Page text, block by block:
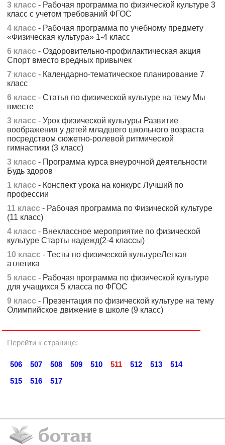
3 класс - Рабочая программа по физической культуре 3
класс с учетом требований ФГОС
4 класс - Рабочая программа по учебному предмету
«Физическая культура» 1-4 класс
6 класс - Оздоровительно-профилактическая акция
Спорт вместо вредных привычек
7 класс - Календарно-тематическое планирование 7
класс
6 класс - Статья по физической культуре на тему Мы
вместе
3 класс - Урок физической культуры Развитие
воображения у детей младшего школьного возраста
посредством сюжетно-ролевой ритмической
гимнастики (3 класс)
3 класс - Программа курса внеурочной деятельности
Будь здоров
1 класс - Конспект урока на конкурс Лучший по
профессии
11 класс - Рабочая программа по Физической культуре
(11 класс)
4 класс - Внеклассное мероприятие по физической
культуре Старты надежд(2-4 классы)
10 класс - Тесты по физической культуреЛегкая
атлетика
5 класс - Рабочая программа по физической культуре
для учащихся 5 класса по ФГОС
9 класс - Презентация по физической культуре на тему
Олимпийское движение в школе (9 класс)
Перейти к странице:
506 507 508 509 510 511 512 513
514
515
516 517